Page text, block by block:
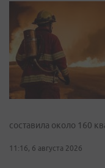
составила около 160
11:16, 6 августа 2026